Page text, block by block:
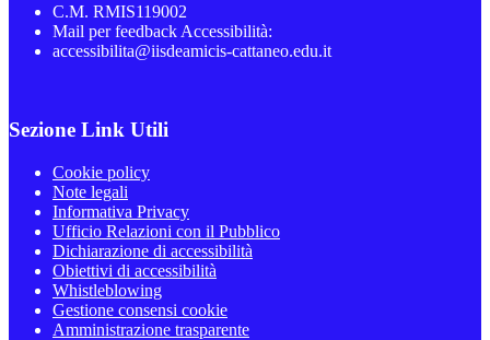
C.M. RMIS119002
Mail per feedback Accessibilità:
accessibilita@iisdeamicis-cattaneo.edu.it
Sezione Link Utili
Cookie policy
Note legali
Informativa Privacy
Ufficio Relazioni con il Pubblico
Dichiarazione di accessibilità
Obiettivi di accessibilità
Whistleblowing
Gestione consensi cookie
Amministrazione trasparente